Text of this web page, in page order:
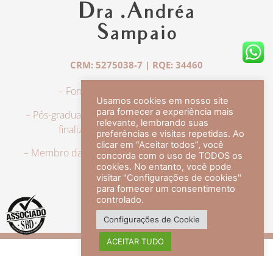
Dra .Andréa
Sampaio
CRM: 5275038-7 | RQE: 34460
– Formação em Medicina pela UFRJ.
– Pós-graduação em Dermatologia pela UFRJ, tendo
finalizado a especialização em 2007.
– Membro da Sociedade Brasileira de Dermatologia,
com título de especialista.
veja mais +
Usamos cookies em nosso site
para fornecer a experiência mais
relevante, lembrando suas
preferências e visitas repetidas. Ao
clicar em “Aceitar todos”, você
concorda com o uso de TODOS os
cookies. No entanto, você pode
visitar "Configurações de cookies"
para fornecer um consentimento
controlado.
Configurações de Cookie
ACEITAR TUDO